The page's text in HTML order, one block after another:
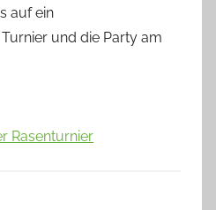
auf ein
und die Party am
Rasenturnier